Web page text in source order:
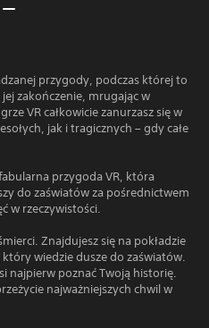
przygody, podczas której to
zakończenie, mrugając w
VR całkowicie zanurzasz się w
jak i tragicznych – gdy całe
przygoda VR, która
do zaświatów za pośrednictwem
w rzeczywistości.
Znajdujesz się na pokładzie
wiedzie dusze do zaświatów.
najpierw poznać Twoją historię.
najważniejszych chwil w